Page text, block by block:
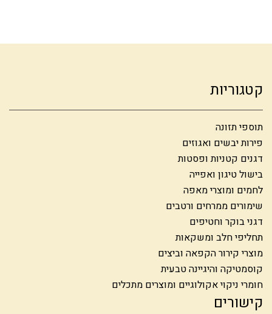
קטגוריות
תוספי תזונה
פירות יבשים ואגוזים
דגנים קטניות ופסטות
בישול טיגון ואפייה
לחמים ומוצרי מאפה
שימורים ממרחים ורטבים
דגני בוקר וחטיפים
תחליפי חלב ומשקאות
מוצרי קירור הקפאה וביצים
קוסמטיקה והיגיינה טבעית
חומרי ניקוי אקולוגיים ומוצרים מתכלים
קישורים